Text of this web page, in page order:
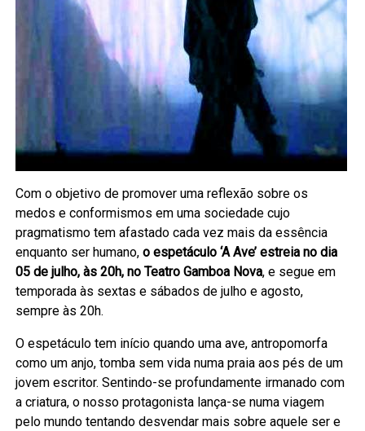
Com o objetivo de promover uma reflexão sobre os
medos e conformismos em uma sociedade cujo
pragmatismo tem afastado cada vez mais da essência
enquanto ser humano,o espetáculo ‘A Ave’ estreia no dia
05 de julho, às 20h, no Teatro Gamboa Nova, e segue em
temporada às sextas e sábados de julho e agosto,
sempre às 20h.
O espetáculo tem início quando uma ave, antropomorfa
como um anjo, tomba sem vida numa praia aos pés de um
jovem escritor. Sentindo-se profundamente irmanado com
a criatura, o nosso protagonista lança-se numa viagem
pelo mundo tentando desvendar mais sobre aquele ser e